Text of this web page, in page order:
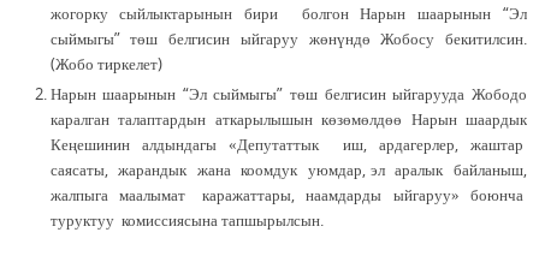
жогорку сыйлыктарынын бири болгон Нарын шаарынын “Эл
сыймыгы” төш белгисин ыйгаруу жөнүндө Жобосу бекитилсин.
(Жобо тиркелет)
Нарын шаарынын “Эл сыймыгы” төш белгисин ыйгарууда Жободо
каралган талаптардын аткарылышын көзөмөлдөө Нарын шаардык
Кеңешинин алдындагы «Депутаттык иш, ардагерлер, жаштар
саясаты, жарандык жана коомдук уюмдар, эл аралык байланыш,
жалпыга маалымат каражаттары, наамдарды ыйгаруу» боюнча
туруктуу комиссиясына тапшырылсын.